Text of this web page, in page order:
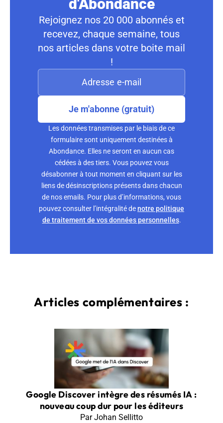
d'Abondance
Rejoignez nos 20 000 abonnés et
recevez, chaque semaine, tous
nos articles dans votre boite mail
!
Je m'abonne (gratuit)
Les données transmises par le biais de ce
formulaire sont uniquement destinées à
Abondance. Elles ne seront en aucun cas
cédées à des tiers. Vous pouvez vous
désabonner à tout moment en cliquant sur les
liens de désinscriptions présents dans chacun
de nos emails. Pour plus d’informations, vous
pouvez consulter l’intégralité denotre politique
de traitement de vos données personnelles.
Articles complémentaires :
Google Discover intègre des résumés IA :
nouveau coup dur pour les éditeurs
Par Johan Sellitto